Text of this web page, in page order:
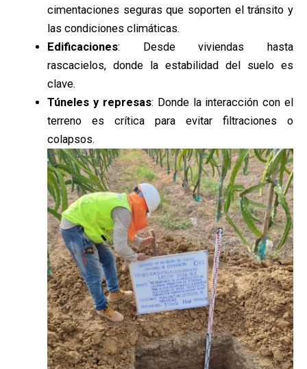
cimentaciones seguras que soporten el tránsito y
las condiciones climáticas.
Edificaciones: Desde viviendas hasta
rascacielos, donde la estabilidad del suelo es
clave.
Túneles y represas: Donde la interacción con el
terreno es crítica para evitar filtraciones o
colapsos.